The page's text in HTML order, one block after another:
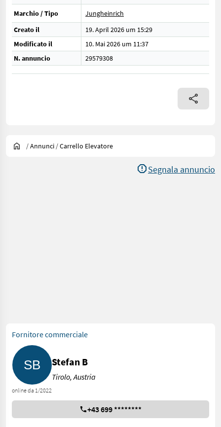
Marchio / Tipo
Jungheinrich
Creato il
19. April 2026 um 15:29
Modificato il
10. Mai 2026 um 11:37
N. annuncio
29579308
/Annunci /Carrello Elevatore
Segnala annuncio
Fornitore commerciale
online da 1/2022
Stefan B
Tirolo, Austria
+43 699 ********